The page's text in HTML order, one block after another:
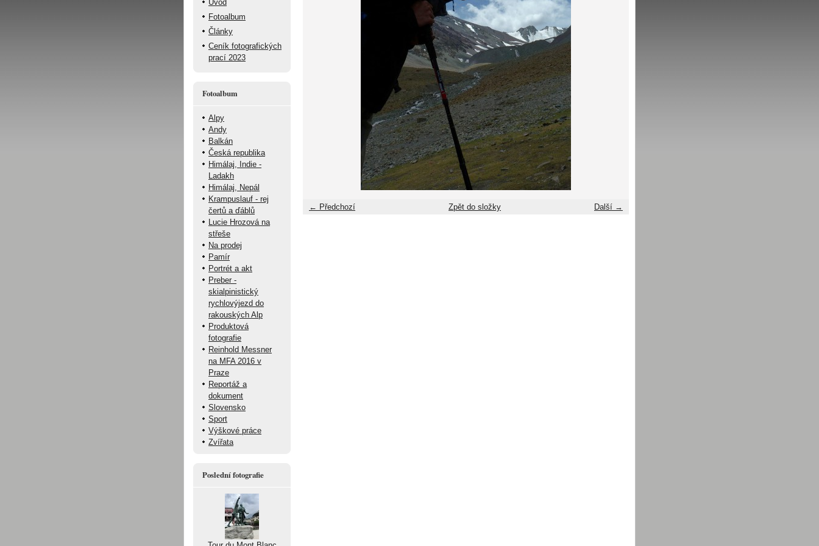
← Předchozí Další →
Zpět do složky
Úvod
Fotoalbum
Články
Ceník fotografických
prací 2023
Fotoalbum
Alpy
Andy
Balkán
Česká republika
Himálaj, Indie -
Ladakh
Himálaj, Nepál
Krampuslauf - rej
čertů a ďáblů
Lucie Hrozová na
střeše
Na prodej
Pamír
Portrét a akt
Preber -
skialpinistický
rychlovýjezd do
rakouských Alp
Produktová
fotografie
Reinhold Messner
na MFA 2016 v
Praze
Reportáž a
dokument
Slovensko
Sport
Výškové práce
Zvířata
Poslední fotografie